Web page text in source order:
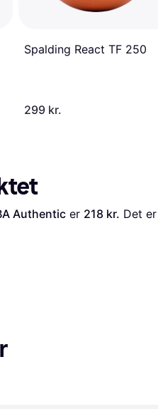
Spalding React TF 250
299 kr.
Authentic er 218 kr. Det